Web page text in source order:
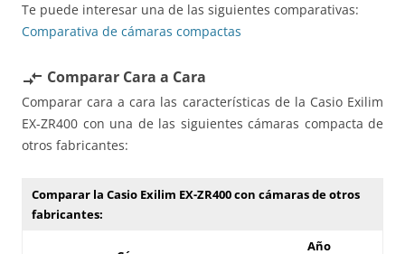
Te puede interesar una de las siguientes comparativas:
Comparativa de cámaras compactas
compare_arrows Comparar Cara a Cara
Comparar cara a cara las características de la Casio Exilim
EX-ZR400 con una de las siguientes cámaras compacta de
otros fabricantes:
Comparar la Casio Exilim EX-ZR400 con cámaras de otros
fabricantes:
Año